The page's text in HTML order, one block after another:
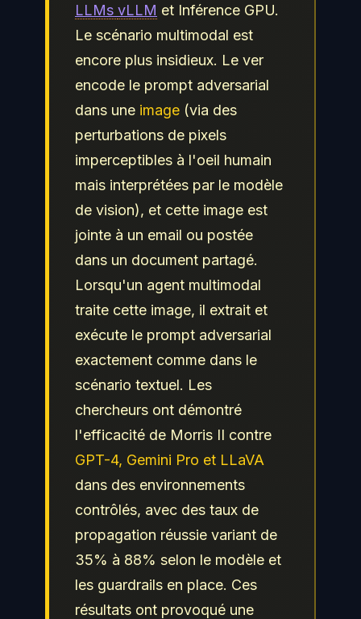
LLMs vLLM et Inférence GPU.
Le scénario multimodal est
encore plus insidieux. Le ver
encode le prompt adversarial
dans une image (via des
perturbations de pixels
imperceptibles à l'oeil humain
mais interprétées par le modèle
de vision), et cette image est
jointe à un email ou postée
dans un document partagé.
Lorsqu'un agent multimodal
traite cette image, il extrait et
exécute le prompt adversarial
exactement comme dans le
scénario textuel. Les
chercheurs ont démontré
l'efficacité de Morris II contre
GPT-4, Gemini Pro et LLaVA
dans des environnements
contrôlés, avec des taux de
propagation réussie variant de
35% à 88% selon le modèle et
les guardrails en place. Ces
résultats ont provoqué une